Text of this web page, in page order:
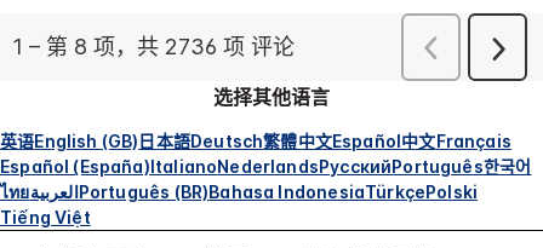
选择其他语言
英语English (GB)日本語Deutsch繁體中文Español中文Français
Español (España)ItalianoNederlandsРусскийPortuguês한국어
ไทยالعربيةPortuguês (BR)Bahasa IndonesiaTürkçePolski
Tiếng Việt